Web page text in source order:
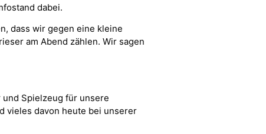
dabei.
dass wir gegen eine kleine
am Abend zählen. Wir sagen
Spielzeug für unsere
vieles davon heute bei unserer